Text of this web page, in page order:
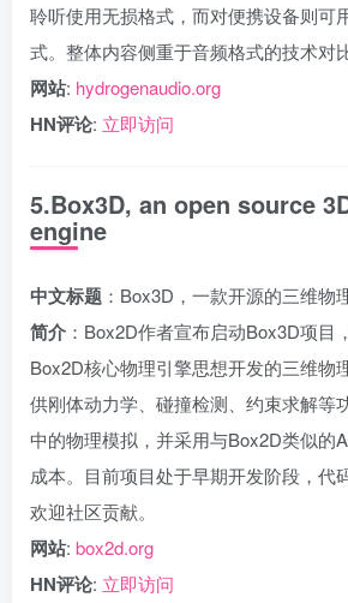
聆听使用无损格式，而对便携设备则可
式。整体内容侧重于音频格式的技术对
网站: hydrogenaudio.org
HN评论: 立即访问
5.Box3D, an open source
engine
中文标题 ：Box3D，一款开源的三维物
简介 ：Box2D作者宣布启动Box3D项目
Box2D核心物理引擎思想开发的三维物
供刚体动力学、碰撞检测、约束求解等
中的物理模拟，并采用与Box2D类似的
成本。目前项目处于早期开发阶段，代
欢迎社区贡献。
网站: box2d.org
HN评论: 立即访问